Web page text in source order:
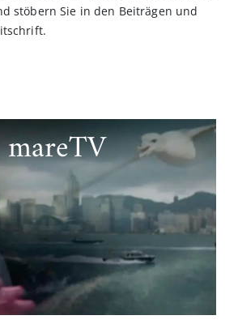
stöbern Sie in den Beiträgen und
mareTV